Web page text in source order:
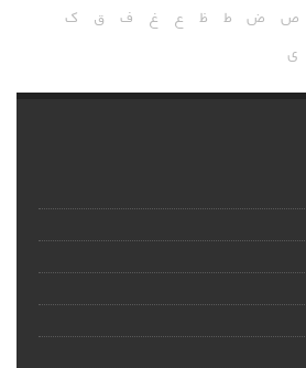
ص ض ط ظ ع غ ف ق ک
ی